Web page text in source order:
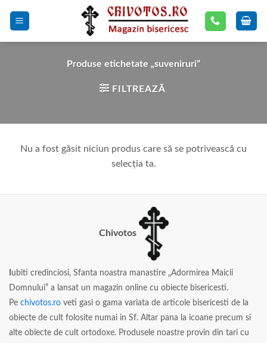
Produse etichetate „suveniruri”
FILTREAZĂ
Nu a fost găsit niciun produs care să se potrivească cu
selecția ta.
Chivotos
ubiti credinciosi, Sfanta noastra manastire „Adormirea Maicii
Domnului” a lansat un magazin online cu obiecte bisericesti.
Pe chivotos.ro veti gasi o gama variata de articole bisericesti de la
obiecte de cult folosite numai in Sf. Altar pana la icoane precum si
alte obiecte de cult ortodoxe. Produsele noastre provin din tari cu